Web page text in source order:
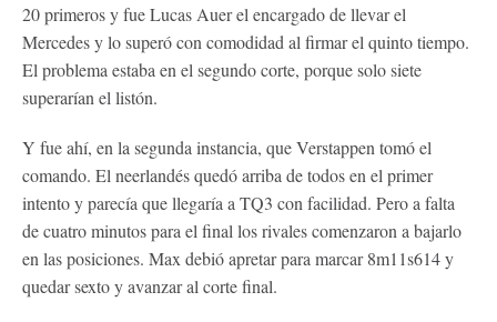
20 primeros y fue Lucas Auer el encargado de llevar el
Mercedes y lo superó con comodidad al firmar el quinto tiempo.
El problema estaba en el segundo corte, porque solo siete
superarían el listón.
Y fue ahí, en la segunda instancia, que Verstappen tomó el
comando. El neerlandés quedó arriba de todos en el primer
intento y parecía que llegaría a TQ3 con facilidad. Pero a falta
de cuatro minutos para el final los rivales comenzaron a bajarlo
en las posiciones. Max debió apretar para marcar 8m11s614 y
quedar sexto y avanzar al corte final.